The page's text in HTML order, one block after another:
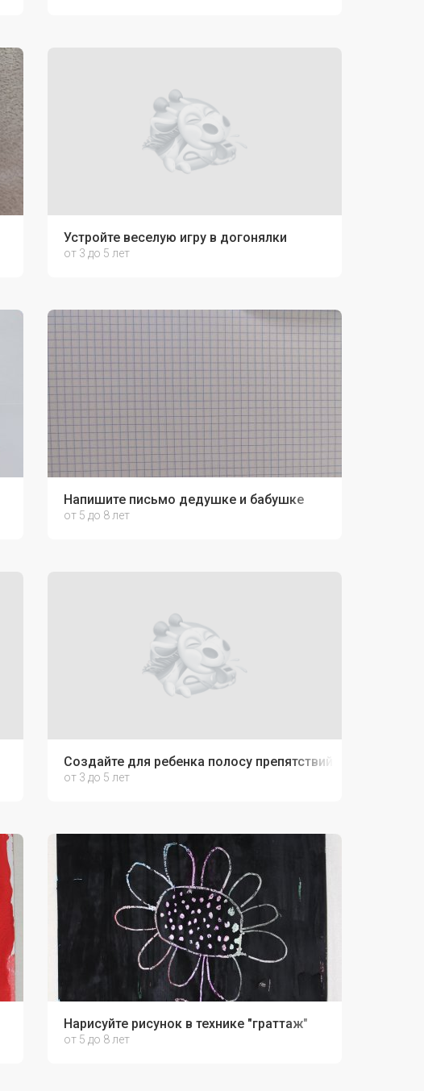
Устройте веселую игру в догонялки
от 3 до 5 лет
Напишите письмо дедушке и бабушке
от 5 до 8 лет
Создайте для ребенка полосу препятствий
от 3 до 5 лет
Нарисуйте рисунок в технике "граттаж"
от 5 до 8 лет